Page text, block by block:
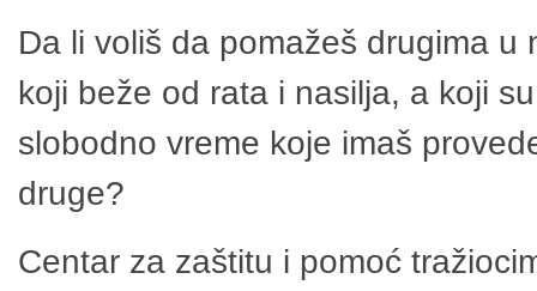
Da li voliš da pomažeš drugima
koji beže od rata i nasilja, a koji
slobodno vreme koje imaš
druge?
Centar za zaštitu i pomoć